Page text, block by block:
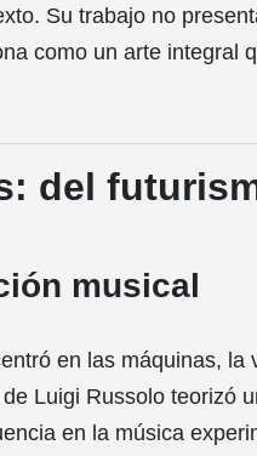
Su trabajo no
como un arte integral
del
musical
en las máquinas, la
Luigi Russolo teorizó
en la música